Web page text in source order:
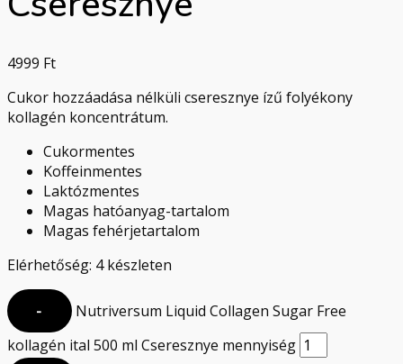
4999 Ft
Cukor hozzáadása nélküli cseresznye ízű folyékony
kollagén koncentrátum.
Cukormentes
Koffeinmentes
Laktózmentes
Magas hatóanyag-tartalom
Magas fehérjetartalom
Elérhetőség: 4 készleten
-
Nutriversum Liquid Collagen Sugar Free
kollagén ital 500 ml Cseresznye mennyiség